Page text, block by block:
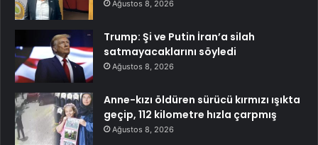
Ağustos 8, 2026
Trump: Şi ve Putin İran’a silah
satmayacaklarını söyledi
Ağustos 8, 2026
Anne-kızı öldüren sürücü kırmızı ışıkta
geçip, 112 kilometre hızla çarpmış
Ağustos 8, 2026